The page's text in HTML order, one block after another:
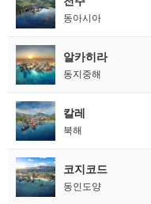
동아시아
알카히라
동지중해
칼레
북해
코지코드
동인도양